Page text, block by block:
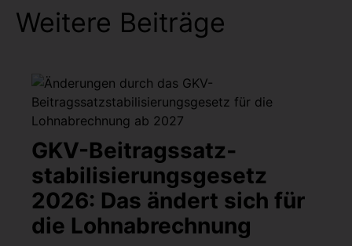
Weitere Beiträge
GKV-Beitragssatz­
stabilisierungsgesetz
2026: Das ändert sich für
die Lohnabrechnung